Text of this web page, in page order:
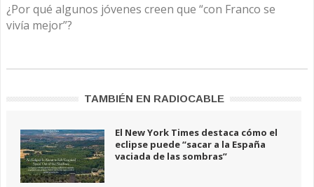
¿Por qué algunos jóvenes creen que “con Franco se
vivía mejor”?
TAMBIÉN EN RADIOCABLE
El New York Times destaca cómo el
eclipse puede “sacar a la España
vaciada de las sombras”